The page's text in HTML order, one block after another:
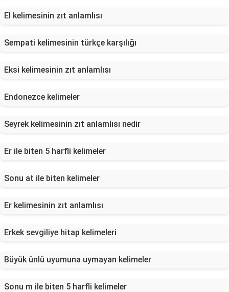
El kelimesinin zıt anlamlısı
Sempati kelimesinin türkçe karşılığı
Eksi kelimesinin zıt anlamlısı
Endonezce kelimeler
Seyrek kelimesinin zıt anlamlısı nedir
Er ile biten 5 harfli kelimeler
Sonu at ile biten kelimeler
Er kelimesinin zıt anlamlısı
Erkek sevgiliye hitap kelimeleri
Büyük ünlü uyumuna uymayan kelimeler
Sonu m ile biten 5 harfli kelimeler